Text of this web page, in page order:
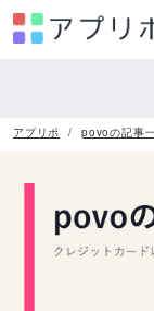
アプリポ povoの記事